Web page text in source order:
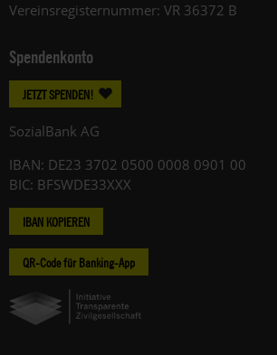
Vereinsregisternummer: VR 36372 B
Spendenkonto
JETZT SPENDEN!
SozialBank AG
IBAN: DE23 3702 0500 0008 0901 00
BIC: BFSWDE33XXX
IBAN KOPIEREN
QR-Code für Banking-App